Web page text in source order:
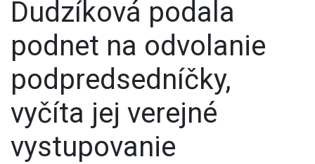
Dudzíková podala
podnet na odvolanie
podpredsedníčky,
vyčíta jej verejné
vystupovanie